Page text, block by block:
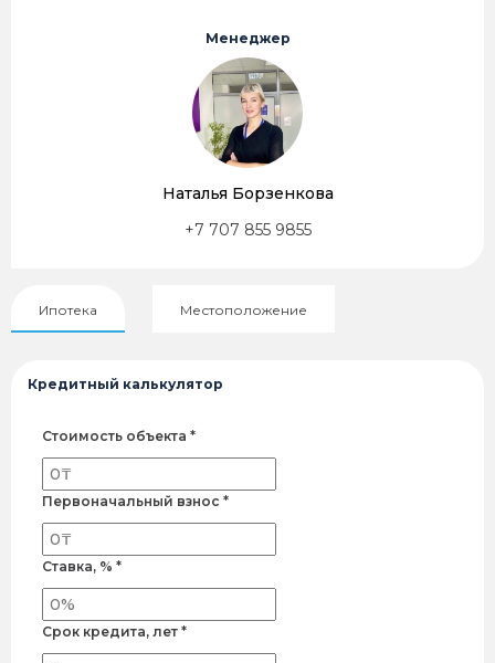
Менеджер
Наталья Борзенкова
+7 707 855 9855
Ипотека Местоположение
Кредитный калькулятор
Стоимость объекта *
Первоначальный взнос *
Ставка, % *
Срок кредита, лет *